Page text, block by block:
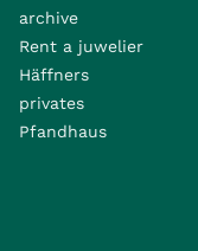
archive
Rent a juwelier
Häffners
privates
Pfandhaus